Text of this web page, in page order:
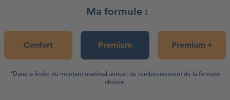
Ma formule :
Confort Premium Premium +
*Dans la limite du montant maximal annuel de remboursement de la formule
choisie.